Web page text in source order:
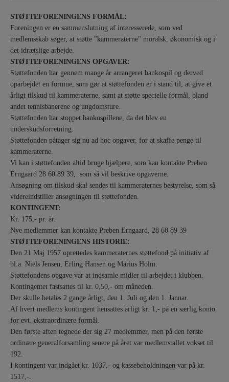
STØTTEFORENINGENS FORMÅL:
Foreningen er en sammenslutning af interesserede, som ved
medlemsskab søger, at støtte "kammeraterne" moralsk, økonomisk og i
det idrætslige arbejde.
STØTTEFORENINGENS OPGAVER:
Støttefonden har gennem mange år arrangeret bankospil og derved
oparbejdet en formue, som gør at støttefonden er i stand til, at give et
årligt tilskud til kammeraterne, samt at støtte specielle formål, bland
andet tennisbanerene og ungdomsture.
Støttefonden har stoppet bankospillene, da det blev en
underskudsforretning.
Støttefonden påtager sig nu ad hoc opgaver, for at skaffe penge til
kammeraterne.
Vi kan i støttefonden altid bruge hjælpere, som kan kontakte Preben
Erngaard 28 60 89 39, som så vil beskrive opgaverne.
Ansøgning om tilskud skal sendes til kammeraternes bestyrelse, som så
videreindstiller ansøgningen til støttefonden.
KONTINGENT:
Kr. 175,- pr. år.
Nye medlemmer kan kontakte Preben Erngaard, 28 60 89 39
STØTTEFORENINGENS HISTORIE:
Den 21 Maj 1957 oprettedes kammeraternes støttefond på initiativ af
bl.a. Niels Jensen, Erling Hansen og Marius Holm.
Støttefondens opgave var at indsamle midler til arbejdet i klubben.
Kontingentet fastsattes til kr. 0,50,- om måneden.
Der skulle betales 2 gange årligt, den 1. Juli og den 1. Januar.
Af hvert medlems kontingent hensattes årligt kr. 1,- på en særlig konto
for evt. ekstraordinære formål.
Den første aften tegnede der sig 27 medlemmer, men på den første
ordinære generalforsamling senere på året var medlemstallet vokset til
192.
I kontingent var indgået kr. 1037,- og kassebeholdningen var på kr.
1517,-.